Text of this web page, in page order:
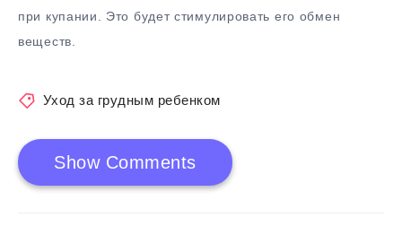
при купании. Это будет стимулировать его обмен
веществ.
Уход за грудным ребенком
Show Comments